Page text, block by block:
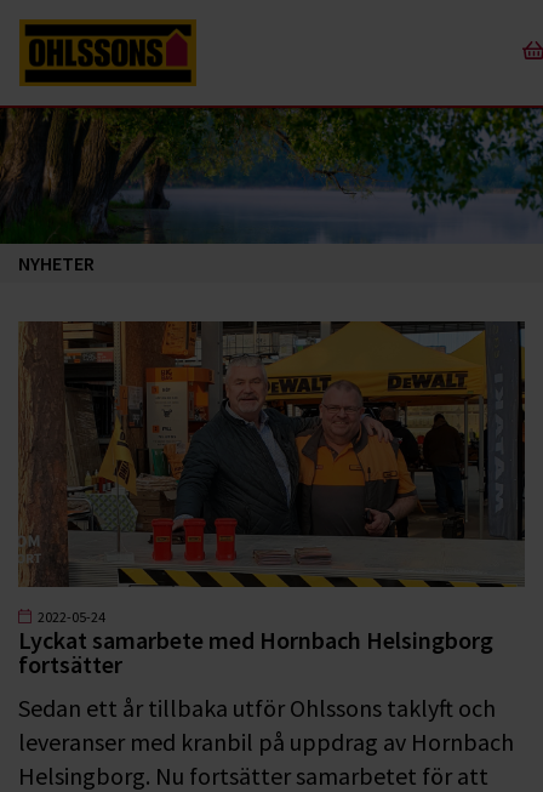
NYHETER
2022-05-24
Lyckat samarbete med Hornbach Helsingborg
fortsätter
Sedan ett år tillbaka utför Ohlssons taklyft och
leveranser med kranbil på uppdrag av Hornbach
Helsingborg. Nu fortsätter samarbetet för att